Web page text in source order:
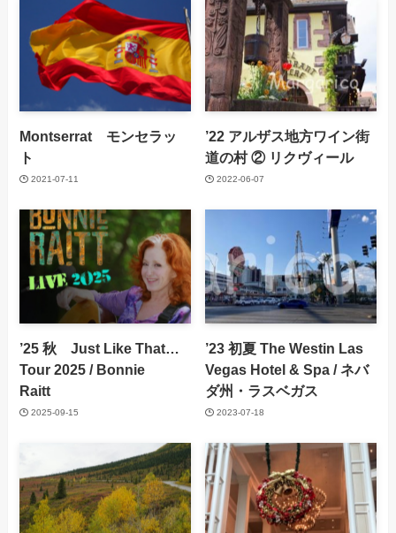
Montserrat モンセラッ
ト
2021-07-11
’22 アルザス地方ワイン街
道の村 ② リクヴィール
2022-06-07
’25 秋 Just Like That…
Tour 2025 / Bonnie
Raitt
2025-09-15
’23 初夏 The Westin Las
Vegas Hotel & Spa / ネバ
ダ州・ラスベガス
2023-07-18